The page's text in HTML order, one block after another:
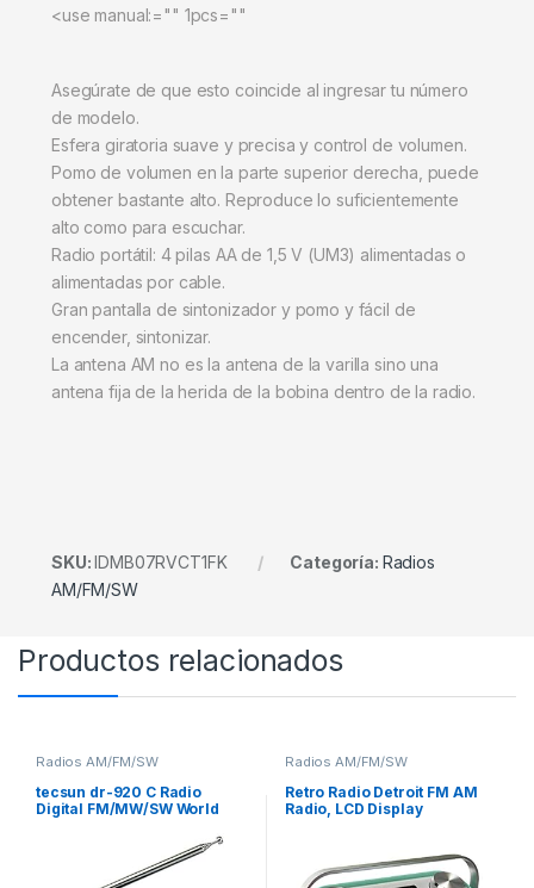
<use manual:="" 1pcs=""
Asegúrate de que esto coincide al ingresar tu número
de modelo.
Esfera giratoria suave y precisa y control de volumen.
Pomo de volumen en la parte superior derecha, puede
obtener bastante alto. Reproduce lo suficientemente
alto como para escuchar.
Radio portátil: 4 pilas AA de 1,5 V (UM3) alimentadas o
alimentadas por cable.
Gran pantalla de sintonizador y pomo y fácil de
encender, sintonizar.
La antena AM no es la antena de la varilla sino una
antena fija de la herida de la bobina dentro de la radio.
SKU:IDMB07RVCT1FK Categoría: Radios
AM/FM/SW
Productos relacionados
Radios AM/FM/SW
tecsun dr-920 C Radio
Digital FM/MW/SW World
Radios AM/FM/SW
Retro Radio Detroit FM AM
Radio, LCD Display